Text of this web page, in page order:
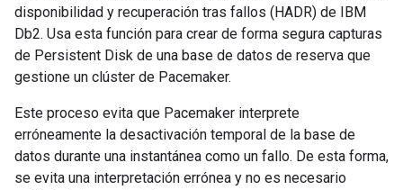
disponibilidad y recuperación tras fallos (HADR) de IBM
Db2. Usa esta función para crear de forma segura capturas
de Persistent Disk de una base de datos de reserva que
gestione un clúster de Pacemaker.
Este proceso evita que Pacemaker interprete
erróneamente la desactivación temporal de la base de
datos durante una instantánea como un fallo. De esta forma,
se evita una interpretación errónea y no es necesario